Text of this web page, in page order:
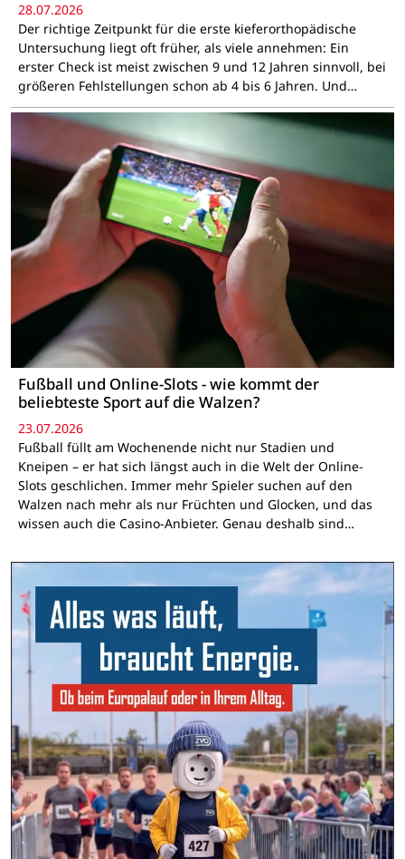
28.07.2026
Der richtige Zeitpunkt für die erste kieferorthopädische
Untersuchung liegt oft früher, als viele annehmen: Ein
erster Check ist meist zwischen 9 und 12 Jahren sinnvoll, bei
größeren Fehlstellungen schon ab 4 bis 6 Jahren. Und…
Fußball und Online-Slots - wie kommt der
beliebteste Sport auf die Walzen?
23.07.2026
Fußball füllt am Wochenende nicht nur Stadien und
Kneipen – er hat sich längst auch in die Welt der Online-
Slots geschlichen. Immer mehr Spieler suchen auf den
Walzen nach mehr als nur Früchten und Glocken, und das
wissen auch die Casino-Anbieter. Genau deshalb sind…